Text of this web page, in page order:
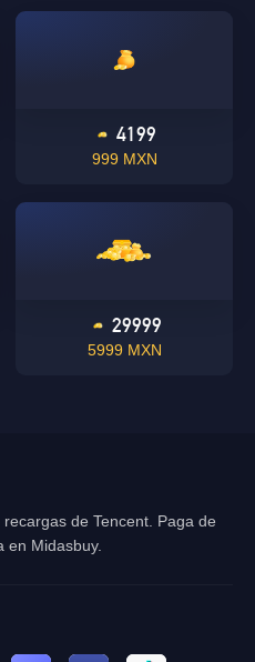
4199
999 MXN
29999
5999 MXN
de Tencent. Paga de
en Midasbuy.